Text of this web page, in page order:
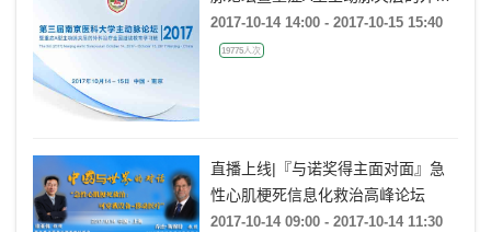
治疗全国继续教育学习班
2017-10-14 14:00 - 2017-10-15 15:40
19775人次
直播上线|『与诺奖得主面对面』急
性心肌梗死信息化救治高峰论坛
2017-10-14 09:00 - 2017-10-14 11:30